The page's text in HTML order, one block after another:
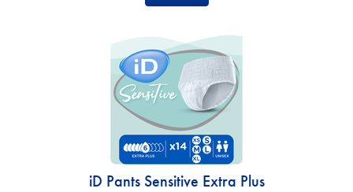
iD Pants Sensitive Extra Plus